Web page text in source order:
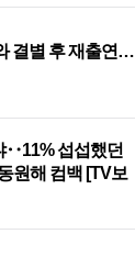
결별 후 재출연…
‥11% 섭섭했던
원해 컴백 [TV보